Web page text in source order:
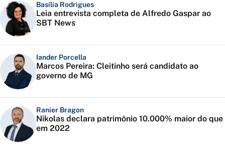
Basília Rodrigues
Leia entrevista completa de Alfredo Gaspar ao
SBT News
Iander Porcella
Marcos Pereira: Cleitinho será candidato ao
governo de MG
Ranier Bragon
Nikolas declara patrimônio 10.000% maior do que
em 2022